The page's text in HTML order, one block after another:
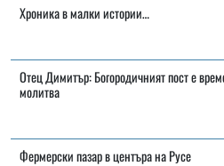
Хроника в малки истории…
Отец Димитър: Богородичният пост е
молитва
Фермерски пазар в центъра на Русе